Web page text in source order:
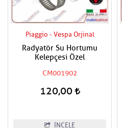
Piaggio - Vespa Orjinal
Radyatör Su Hortumu
Kelepçesi Özel
CM001902
120,00
İNCELE